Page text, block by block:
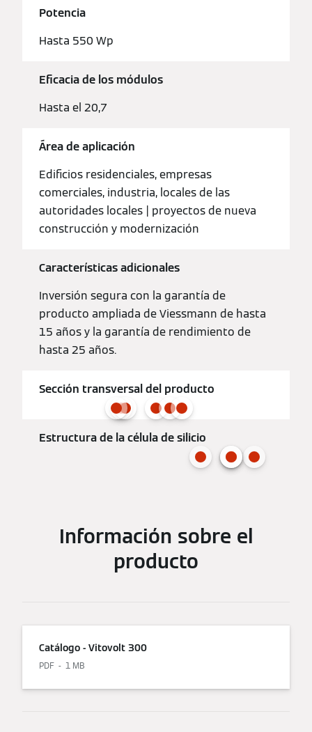
Potencia
Hasta 550 Wp
Eficacia de los módulos
Hasta el 20,7
Área de aplicación
Edificios residenciales, empresas
comerciales, industria, locales de las
autoridades locales | proyectos de nueva
construcción y modernización
Características adicionales
Inversión segura con la garantía de
producto ampliada de Viessmann de hasta
15 años y la garantía de rendimiento de
hasta 25 años.
Sección transversal del producto
Estructura de la célula de silicio
Información sobre el
producto
Catálogo - Vitovolt 300
PDF 1 MB